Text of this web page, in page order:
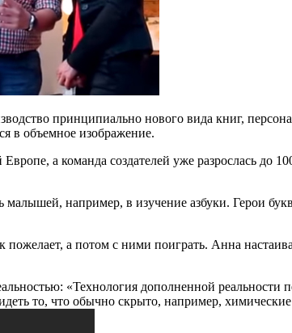
принципиально нового вида книг,
в объемное изображение.
а команда создателей уже разрослась до
например, в изучение азбуки. Герои
а потом с ними поиграть. Анна
«Технология дополненной реальности
то, что обычно скрыто, например,